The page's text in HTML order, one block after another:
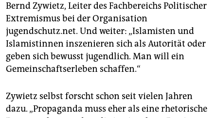
Bernd Zywietz, Leiter des Fachbereichs Politischer
Extremismus bei der Organisation
jugendschutz.net. Und weiter: „Islamisten und
Islamistinnen inszenieren sich als Autorität oder
geben sich bewusst jugendlich. Man will ein
Gemeinschaftserleben schaffen.“
Zywietz selbst forscht schon seit vielen Jahren
dazu. „Propaganda muss eher als eine rhetorische